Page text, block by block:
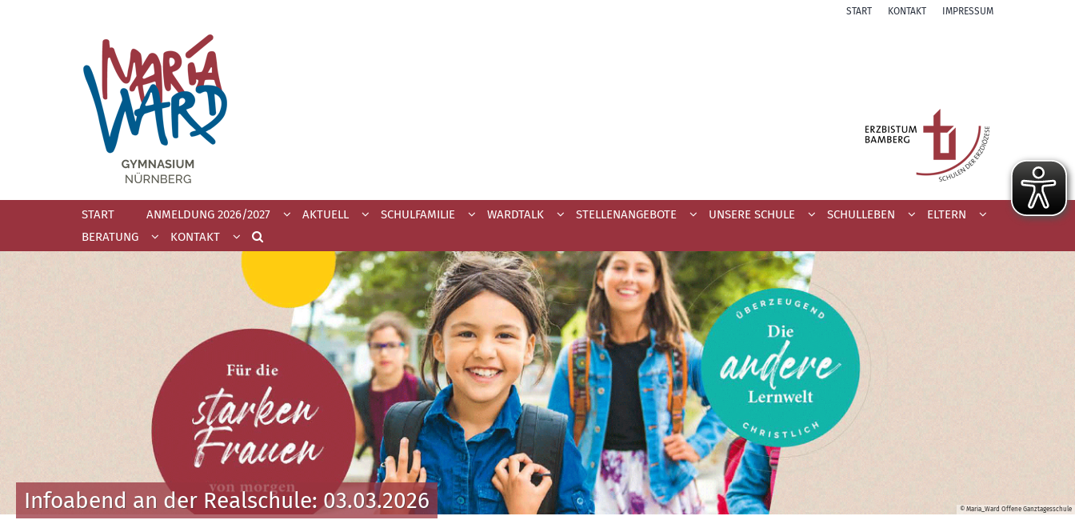
START KONTAKT IMPRESSUM
START ANMELDUNG 2026/2027 AKTUELL SCHULFAMILIE WARDTALK STELLENANGEBOTE UNSERE SCHULE SCHULLEBEN
ELTERN
BERATUNG
KONTAKT
© Maria_Ward Offene Ganztagesschule
Infoabend an der Realschule: 03.03.2026